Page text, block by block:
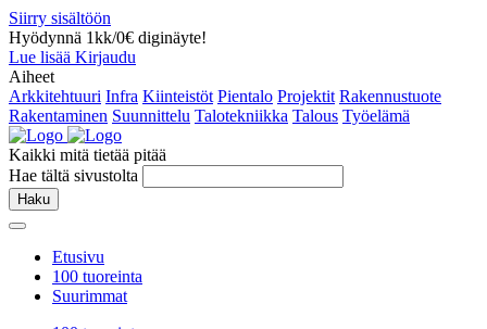
Siirry sisältöön
Hyödynnä 1kk/0€ diginäyte!
Lue lisää Kirjaudu
Aiheet
Arkkitehtuuri Infra Kiinteistöt Pientalo Projektit Rakennustuote
Rakentaminen Suunnittelu Talotekniikka Talous Työelämä
Kaikki mitä tietää pitää
Hae tältä sivustolta
Haku
Etusivu
100 tuoreinta
Suurimmat